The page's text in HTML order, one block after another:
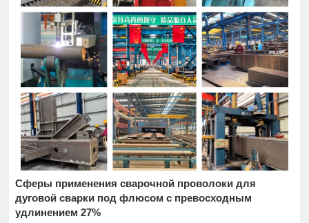
Сферы применения сварочной проволоки для
дуговой сварки под флюсом с превосходным
удлинением 27%